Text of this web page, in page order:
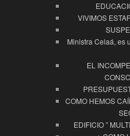
VIVIMOS
Ministra Celaá, es
EL
COMO HEMOS
EDIFICIO ”